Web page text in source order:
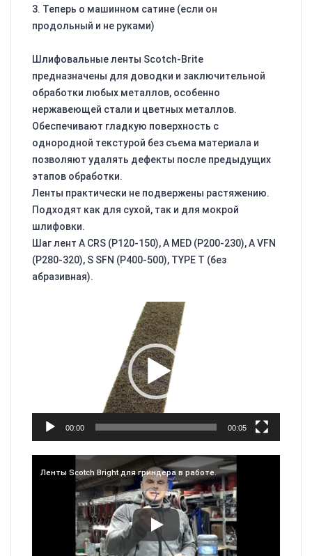
3. Теперь о машинном сатине (если он
продольный и не руками)
Шлифовальные ленты Scotch-Brite
предназначены для доводки и заключительной
обработки любых металлов, особенно
нержавеющей стали и цветных металлов.
Обеспечивают гладкую поверхность с
однородной текстурой без съема материала и
позволяют удалять дефекты после предыдущих
этапов обработки.
Ленты практически не подвержены растяжению.
Подходят как для сухой, так и для мокрой
шлифовки.
Шаг лент A CRS (Р120-150), A MED (Р200-230), A VFN
(Р280-320), S SFN (Р400-500), TYPE T (без
абразивная).
00:00 00:05
Ленты Scotch Bright для гриндера в работе.